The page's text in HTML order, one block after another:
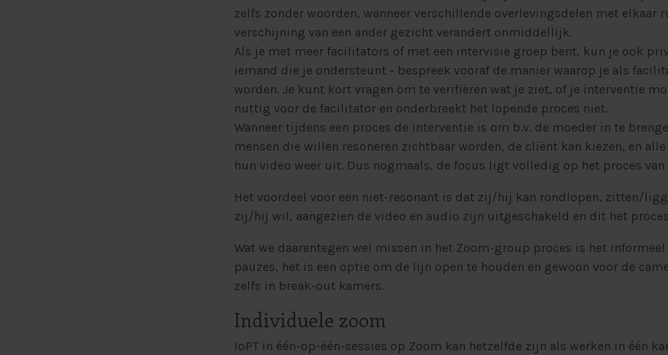
zelfs zonder woorden, wanneer verschillende overlevingsdelen met elkaar
verschijning van een ander gezicht verandert onmiddellijk.
Als je met meer facilitators of met een intervisie groep bent, kun je ook
iemand die je ondersteunt - bespreek vooraf de manier waarop je als
worden. Je kunt kort vragen om te verifiëren wat je ziet, of je interventie
nuttig voor de facilitator en onderbreekt het lopende proces niet.
Wanneer tijdens een proces de interventie is om b.v. de moeder in te
mensen die willen resoneren zichtbaar worden, de cliënt kan kiezen, en
hun video weer uit. Dus nogmaals, de focus ligt volledig op het proces van
Het voordeel voor een niet-resonant is dat zij/hij kan rondlopen, zitten/
zij/hij wil, aangezien de video en audio zijn uitgeschakeld en dit het
Wat we daarentegen wel missen in het Zoom-group proces is het
pauzes, het is een optie om de lijn open te houden en gewoon voor de
zelfs in break-out kamers.
Individuele zoom
IoPT in één-op-één-sessies op Zoom kan hetzelfde zijn als werken in één